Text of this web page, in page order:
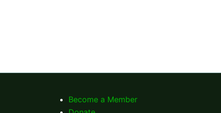
Become a Member